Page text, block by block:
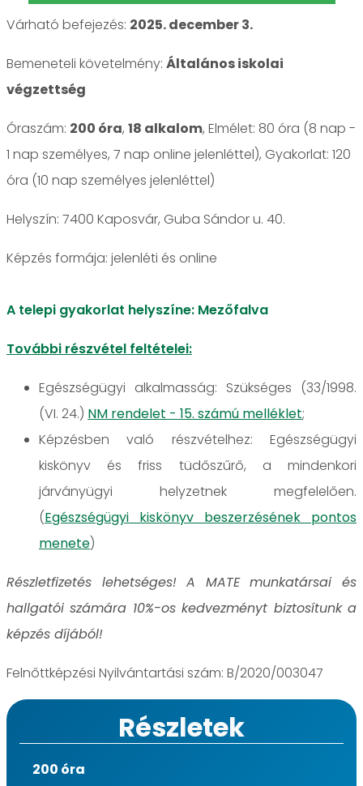
Várható befejezés: 2025. december 3.
Bemeneteli követelmény: Általános iskolai
végzettség
Óraszám: 200 óra, 18 alkalom, Elmélet: 80 óra (8 nap -
1 nap személyes, 7 nap online jelenléttel), Gyakorlat: 120
óra (10 nap személyes jelenléttel)
Helyszín: 7400 Kaposvár, Guba Sándor u. 40.
jelenléti és online
A telepi gyakorlat helyszíne: Mezőfalva
További részvétel feltételei:
Egészségügyi alkalmasság: Szükséges (33/1998.
(VI. 24.) NM rendelet - 15. számú melléklet;
Képzésben való részvételhez: Egészségügyi
kiskönyv és friss tüdőszűrő, a mindenkori
járványügyi helyzetnek megfelelően.
(Egészségügyi kiskönyv beszerzésének pontos
menete)
Részletfizetés lehetséges! A MATE munkatársai és
hallgatói számára 10%-os kedvezményt biztosítunk a
képzés díjából!
Felnőttképzési Nyilvántartási szám: B/2020/003047
Részletek
200 óra